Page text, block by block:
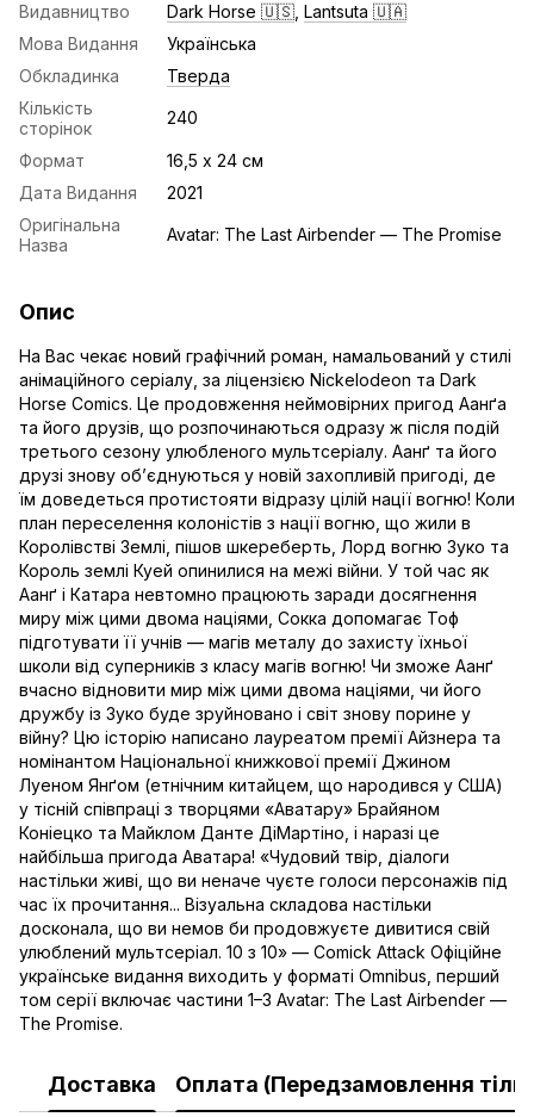
Видавництво
Dark Horse 🇺🇸 Lantsuta 🇺🇦
Мова Видання
Українська
Обкладинка
Тверда
Кількість
сторінок
240
Формат
16,5 х 24 см
Дата Видання
2021
Оригінальна
Назва
Avatar: The Last Airbender — The Promise
Опис
На Вас чекає новий графічний роман, намальований у стилі
анімаційного серіалу, за ліцензією Niсkelodeon та Dark
Horse Comics. Це продовження неймовірних пригод Аанґа
та його друзів, що розпочинаються одразу ж після подій
третього сезону улюбленого мультсеріалу. Аанґ та його
друзі знову об’єднуються у новій захопливій пригоді, де
їм доведеться протистояти відразу цілій нації вогню! Коли
план переселення колоністів з нації вогню, що жили в
Королівстві Землі, пішов шкереберть, Лорд вогню Зуко та
Король землі Куей опинилися на межі війни. У той час як
Аанґ і Катара невтомно працюють заради досягнення
миру між цими двома націями, Сокка допомагає Тоф
підготувати її учнів — магів металу до захисту їхньої
школи від суперників з класу магів вогню! Чи зможе Аанґ
вчасно відновити мир між цими двома націями, чи його
дружбу із Зуко буде зруйновано і світ знову порине у
війну? Цю історію написано лауреатом премії Айзнера та
номінантом Національної книжкової премії Джином
Луеном Янґом (етнічним китайцем, що народився у США)
у тісній співпраці з творцями «Аватару» Брайяном
Коніецко та Майклом Данте ДіМартіно, і наразі це
найбільша пригода Аватара! «Чудовий твір, діалоги
настільки живі, що ви неначе чуєте голоси персонажів під
час їх прочитання... Візуальна складова настільки
досконала, що ви немов би продовжуєте дивитися свій
улюблений мультсеріал. 10 з 10» — Comick Attack Офіційне
українське видання виходить у форматі Omnibus, перший
том серії включає частини 1–3 Avatar: The Last Airbender —
The Promise.
Доставка Оплата (Передзамовлення